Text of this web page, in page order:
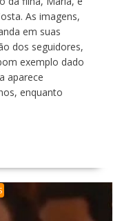
As imagens,
em suas
dos seguidores,
exemplo dado
aparece
enquanto